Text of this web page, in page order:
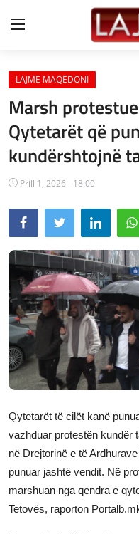
Shtëpi
LAJME MAQEDONI
SHQIPERI
KOSOVA
LAJME NGA BOTA
SHOWBIZ
SPORT
SHENDETI
JETA
Gallery
Shqip
LAJME MAQEDONI
Marsh
Qytetarët që
kundërshtojnë
Prill 1, 2026 - 18:00
Qytetarët të cilët kanë
vazhduar protestën kundër
në Drejtorinë e të
punuar jashtë vendit. Në
marshuan nga qendra e
Tetovës, raporton